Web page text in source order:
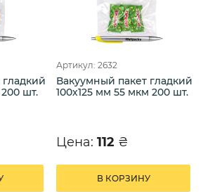
шт.
Артикул: 2632
Вакуумный пакет гладкий
100х125 мм 55 мкм 200 шт.
Цена: 112 ₴
В КОРЗИНУ